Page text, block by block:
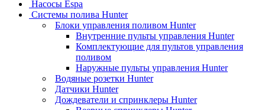
Насосы Espa
Системы полива Hunter
Блоки управления поливом Hunter
Внутренние пульты управления Hunter
Комплектующие для пультов управления
поливом
Наружные пульты управления Hunter
Водяные розетки Hunter
Датчики Hunter
Дождеватели и спринклеры Hunter